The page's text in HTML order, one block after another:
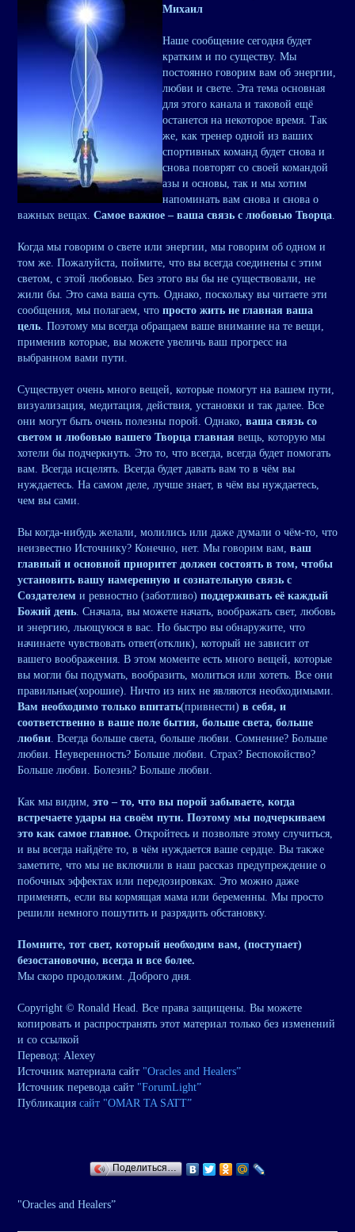
Михаил
Наше сообщение сегодня будет
кратким и по существу. Мы
постоянно говорим вам об энергии,
любви и свете. Эта тема основная
для этого канала и таковой ещё
останется на некоторое время. Так
же, как тренер одной из ваших
спортивных команд будет снова и
снова повторят со своей командой
азы и основы, так и мы хотим
напоминать вам снова и снова о
важных вещах. Самое важное – ваша связь с любовью Творца.
Когда мы говорим о свете или энергии, мы говорим об одном и
том же. Пожалуйста, поймите, что вы всегда соединены с этим
светом, с этой любовью. Без этого вы бы не существовали, не
жили бы. Это сама ваша суть. Однако, поскольку вы читаете эти
сообщения, мы полагаем, что просто жить не главная ваша
цель. Поэтому мы всегда обращаем ваше внимание на те вещи,
применив которые, вы можете увеличь ваш прогресс на
выбранном вами пути.
Существует очень много вещей, которые помогут на вашем пути,
визуализация, медитация, действия, установки и так далее. Все
они могут быть очень полезны порой. Однако, ваша связь со
светом и любовью вашего Творца главная вещь, которую мы
хотели бы подчеркнуть. Это то, что всегда, всегда будет помогать
вам. Всегда исцелять. Всегда будет давать вам то в чём вы
нуждаетесь. На самом деле, лучше знает, в чём вы нуждаетесь,
чем вы сами.
Вы когда-нибудь желали, молились или даже думали о чём-то, что
неизвестно Источнику? Конечно, нет. Мы говорим вам, ваш
главный и основной приоритет должен состоять в том, чтобы
установить вашу намеренную и сознательную связь с
Создателем и ревностно (заботливо) поддерживать её каждый
Божий день. Сначала, вы можете начать, воображать свет, любовь
и энергию, льющуюся в вас. Но быстро вы обнаружите, что
начинаете чувствовать ответ(отклик), который не зависит от
вашего воображения. В этом моменте есть много вещей, которые
вы могли бы подумать, вообразить, молиться или хотеть. Все они
правильные(хорошие). Ничто из них не являются необходимыми.
Вам необходимо только впитать(привнести) в себя, и
соответственно в ваше поле бытия, больше света, больше
любви. Всегда больше света, больше любви. Сомнение? Больше
любви. Неуверенность? Больше любви. Страх? Беспокойство?
Больше любви. Болезнь? Больше любви.
Как мы видим, это – то, что вы порой забываете, когда
встречаете удары на своём пути. Поэтому мы подчеркиваем
это как самое главное. Откройтесь и позвольте этому случиться,
и вы всегда найдёте то, в чём нуждается ваше сердце. Вы также
заметите, что мы не включили в наш рассказ предупреждение о
побочных эффектах или передозировках. Это можно даже
применять, если вы кормящая мама или беременны. Мы просто
решили немного пошутить и разрядить обстановку.
Помните, тот свет, который необходим вам, (поступает)
безостановочно, всегда и все более.
Мы скоро продолжим. Доброго дня.
Copyright © Ronald Head. Все права защищены. Вы можете
копировать и распространять этот материал только без изменений
и со ссылкой
Перевод: Alexey
Источник материала сайт "Oracles and Healers”
Источник перевода сайт "ForumLight”
Публикация сайт "OMAR TA SATT”
Поделиться…
"Oracles and Healers”